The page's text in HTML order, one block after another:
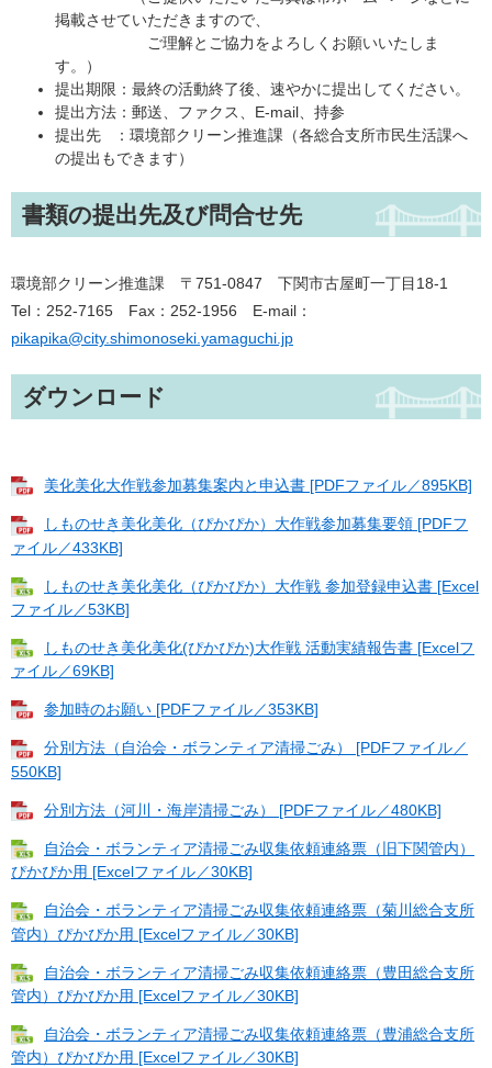
掲載させていただきますので、
ご理解とご協力をよろしくお願いいたしま
す。）
提出期限：最終の活動終了後、速やかに提出してください。
提出方法：郵送、ファクス、E-mail、持参
提出先 ：環境部クリーン推進課（各総合支所市民生活課へ
の提出もできます）
書類の提出先及び問合せ先
環境部クリーン推進課 〒751-0847 下関市古屋町一丁目18-1
Tel：252-7165 Fax：252-1956 E-mail：
pikapika@city.shimonoseki.yamaguchi.jp
ダウンロード
美化美化大作戦参加募集案内と申込書 [PDFファイル／895KB]
しものせき美化美化（ぴかぴか）大作戦参加募集要領 [PDFフ
ァイル／433KB]
しものせき美化美化（ぴかぴか）大作戦 参加登録申込書 [Excel
ファイル／53KB]
しものせき美化美化(ぴかぴか)大作戦 活動実績報告書 [Excelフ
ァイル／69KB]
参加時のお願い [PDFファイル／353KB]
分別方法（自治会・ボランティア清掃ごみ） [PDFファイル／
550KB]
分別方法（河川・海岸清掃ごみ） [PDFファイル／480KB]
自治会・ボランティア清掃ごみ収集依頼連絡票（旧下関管内）
ぴかぴか用 [Excelファイル／30KB]
自治会・ボランティア清掃ごみ収集依頼連絡票（菊川総合支所
管内）ぴかぴか用 [Excelファイル／30KB]
自治会・ボランティア清掃ごみ収集依頼連絡票（豊田総合支所
管内）ぴかぴか用 [Excelファイル／30KB]
自治会・ボランティア清掃ごみ収集依頼連絡票（豊浦総合支所
管内）ぴかぴか用 [Excelファイル／30KB]